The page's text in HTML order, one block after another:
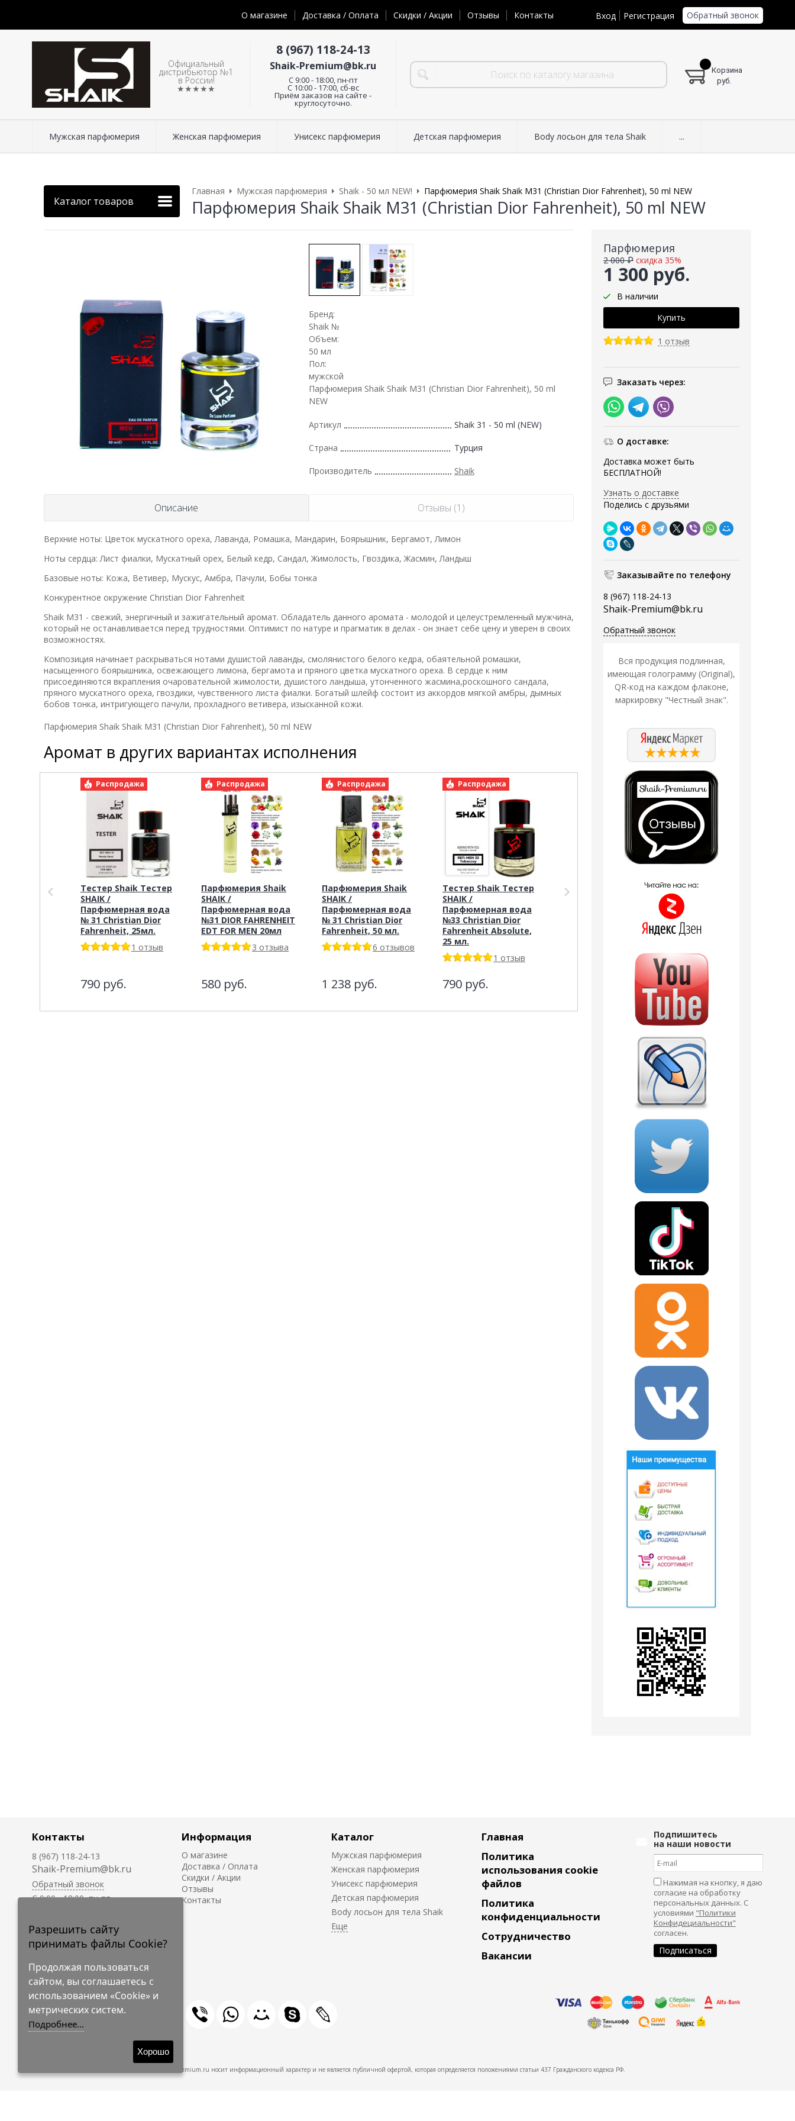
О магазине Доставка / Оплата Скидки / Акции Отзывы Контакты Вход Регистрация Обратный звонок
Официальный
дистрибьютор №1
в России!
★★★★★
8 (967) 118-24-13
Shaik-Premium@bk.ru
C 9:00 - 18:00, пн-пт
С 10:00 - 17:00, сб-вс
Приём заказов на сайте -
круглосуточно.
Корзина
руб.
Мужская парфюмерия Женская парфюмерия Унисекс парфюмерия Детская парфюмерия Body лосьон для тела Shaik ...
Каталог товаров
Главная Мужская парфюмерия Shaik - 50 мл NEW! Парфюмерия Shaik Shaik M31 (Christian Dior Fahrenheit), 50 ml NEW
Парфюмерия Shaik Shaik M31 (Christian Dior Fahrenheit), 50 ml NEW
Парфюмерия
1 300 руб.
2 000 ₽ скидка 35%
В наличии
1 отзыв
Заказать через:
О доставке:
Доставка может быть
БЕСПЛАТНОЙ!
Узнать о доставке
Поделись с друзьями
Заказывайте по телефону
8 (967) 118-24-13
Shaik-Premium@bk.ru
Обратный звонок
Вся продукция подлинная,
имеющая голограмму (Original),
QR-код на каждом флаконе,
маркировку "Честный знак".
Бренд:
Shaik №
Объем:
50 мл
Пол:
мужской
Парфюмерия Shaik Shaik M31 (Christian Dior Fahrenheit), 50 ml
NEW
Артикул Shaik 31 - 50 ml (NEW)
Страна Турция
Производитель Shaik
Описание Отзывы (1)
Верхние ноты: Цветок мускатного ореха, Лаванда, Ромашка, Мандарин, Боярышник, Бергамот, Лимон
Ноты сердца: Лист фиалки, Мускатный орех, Белый кедр, Сандал, Жимолость, Гвоздика, Жасмин, Ландыш
Базовые ноты: Кожа, Ветивер, Мускус, Амбра, Пачули, Бобы тонка
Конкурентное окружение Christian Dior Fahrenheit
Shaik M31 - свежий, энергичный и зажигательный аромат. Обладатель данного аромата - молодой и целеустремленный мужчина,
который не останавливается перед трудностями. Оптимист по натуре и прагматик в делах - он знает себе цену и уверен в своих
возможностях.
Композиция начинает раскрываться нотами душистой лаванды, смолянистого белого кедра, обаятельной ромашки,
насыщенного боярышника, освежающего лимона, бергамота и пряного цветка мускатного ореха. В сердце к ним
присоединяются вкрапления очаровательной жимолости, душистого ландыша, утонченного жасмина,роскошного сандала,
пряного мускатного ореха, гвоздики, чувственного листа фиалки. Богатый шлейф состоит из аккордов мягкой амбры, дымных
бобов тонка, интригующего пачули, прохладного ветивера, изысканной кожи.
Парфюмерия Shaik Shaik M31 (Christian Dior Fahrenheit), 50 ml NEW
Аромат в других вариантах исполнения
Распродажа
Тестер Shaik Тестер
SHAIK /
Парфюмерная вода
№ 31 Christian Dior
Fahrenheit, 25мл.
1 отзыв
790 руб.
Распродажа
Парфюмерия Shaik
SHAIK /
Парфюмерная вода
№31 DIOR FAHRENHEIT
EDT FOR MEN 20мл
3 отзыва
580 руб.
Распродажа
Парфюмерия Shaik
SHAIK /
Парфюмерная вода
№ 31 Christian Dior
Fahrenheit, 50 мл.
6 отзывов
1 238 руб.
Распродажа
Тестер Shaik Тестер
SHAIK /
Парфюмерная вода
№33 Christian Dior
Fahrenheit Absolute,
25 мл.
1 отзыв
790 руб.
Распродажа
Парфюмерия Shaik
SHAIK /
Fahrenheit Absolute,
3 отзыва
Распродажа
Парфюмерия Silvana
Fahrenheit 50 мл
1 090
Контакты
8 (967) 118-24-13
Shaik-Premium@bk.ru
Обратный звонок
C 9:00 - 18:00, пн-пт
круглосуточно.
Информация
О магазине
Доставка / Оплата
Скидки / Акции
Отзывы
Контакты
Каталог
Мужская парфюмерия
Женская парфюмерия
Унисекс парфюмерия
Детская парфюмерия
Body лосьон для тела Shaik
Главная
Политика
использования cookie
файлов
Политика
конфиденциальности
Сотрудничество
Вакансии
Подпишитесь
на наши новости
Нажимая на кнопку, я даю
согласие на обработку
персональных данных. С
условиями "Политики
Конфидециальности"
согласен.
© 2009-2026 Shaik-Premium
Shaik-Premium.ru носит информационный характер и не является публичной офертой, которая определяется положениями статьи 437 Гражданского кодекса РФ.
Разрешить сайту
принимать файлы Cookie?
Продолжая пользоваться
сайтом, вы соглашаетесь с
использованием «Cookie» и
метрических систем.
Подробнее...
Хорошо